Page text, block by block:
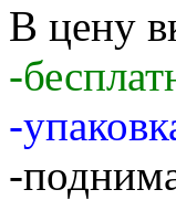
В цену
-
-
-